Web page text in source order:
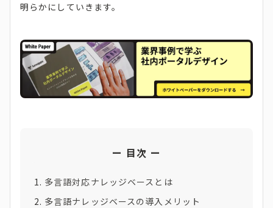
明らかにしていきます。
目次
多言語対応ナレッジベースとは
多言語ナレッジベースの導入メリット